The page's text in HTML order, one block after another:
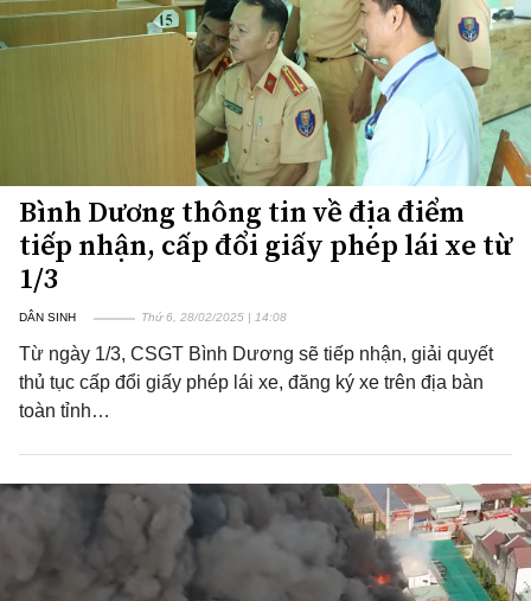
Bình Dương thông tin về địa điểm
tiếp nhận, cấp đổi giấy phép lái xe từ
1/3
DÂN SINH Thứ 6, 28/02/2025 | 14:08
Từ ngày 1/3, CSGT Bình Dương sẽ tiếp nhận, giải quyết
thủ tục cấp đổi giấy phép lái xe, đăng ký xe trên địa bàn
toàn tỉnh…